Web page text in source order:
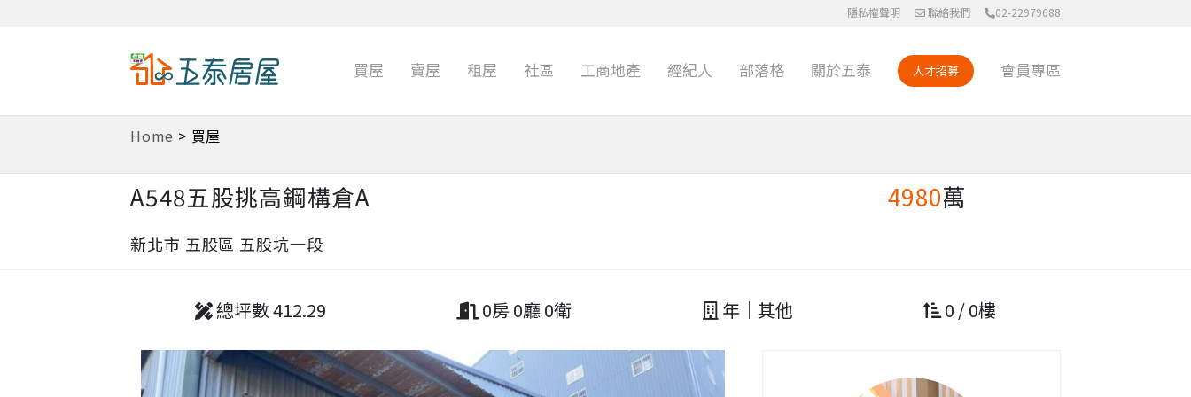
02-22979688
聯絡我們
隱私權聲明
會員專區
人才招募
關於五泰
部落格
經紀人
工商地產
社區
租屋
賣屋
買屋
Home > 買屋
A548五股挑高鋼構倉A
新北市 五股區 五股坑一段
4980萬
總坪數 412.29 0房 0廳 0衛 年｜其他 0 / 0樓